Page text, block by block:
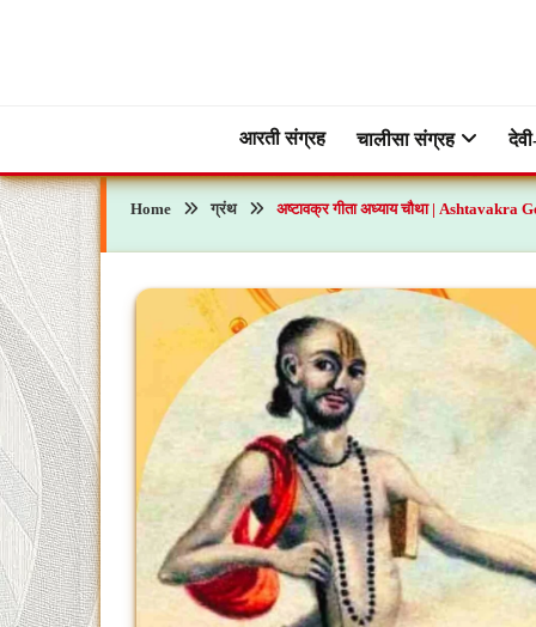
ब्रह्मभक्तीआरती संग्रह
चालीसा संग्रह
Home ग्रंथ अष्टावक्र गीता अध्याय चौथा | Ashtavakra